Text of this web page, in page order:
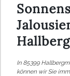
In 85399
können wir Sie